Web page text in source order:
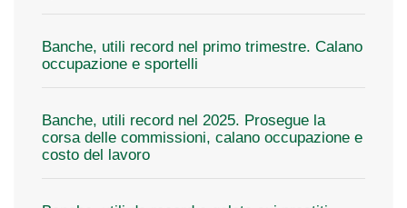
Banche, utili record nel primo trimestre. Calano
occupazione e sportelli
Banche, utili record nel 2025. Prosegue la
corsa delle commissioni, calano occupazione e
costo del lavoro